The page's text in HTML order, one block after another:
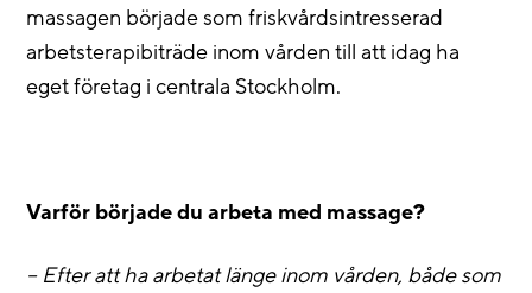
massagen började som friskvårdsintresserad
arbetsterapibiträde inom vården till att idag ha
eget företag i centrala Stockholm.
Varför började du arbeta med massage?
– Efter att ha arbetat länge inom vården, både som